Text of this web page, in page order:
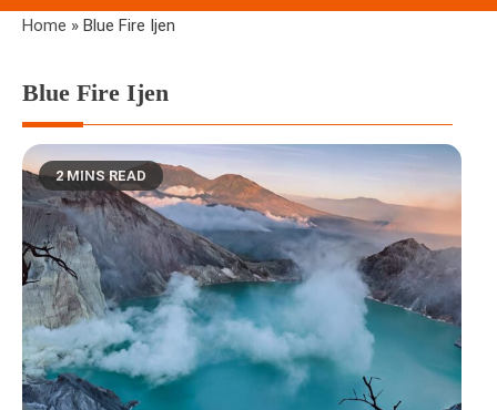
Home » Blue Fire Ijen
Blue Fire Ijen
2 MINS READ